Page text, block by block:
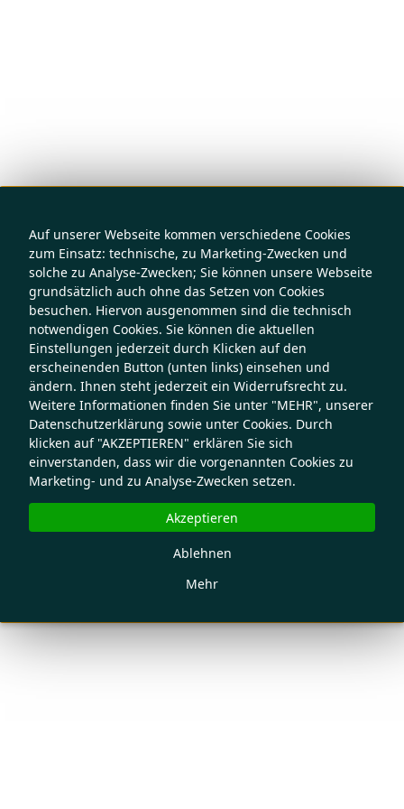
Auf unserer Webseite kommen verschiedene Cookies
zum Einsatz: technische, zu Marketing-Zwecken und
solche zu Analyse-Zwecken; Sie können unsere Webseite
grundsätzlich auch ohne das Setzen von Cookies
besuchen. Hiervon ausgenommen sind die technisch
notwendigen Cookies. Sie können die aktuellen
Einstellungen jederzeit durch Klicken auf den
erscheinenden Button (unten links) einsehen und
ändern. Ihnen steht jederzeit ein Widerrufsrecht zu.
Weitere Informationen finden Sie unter "MEHR", unserer
Datenschutzerklärung sowie unter Cookies. Durch
klicken auf "AKZEPTIEREN" erklären Sie sich
einverstanden, dass wir die vorgenannten Cookies zu
Marketing- und zu Analyse-Zwecken setzen.
Mehr
Ablehnen
Akzeptieren